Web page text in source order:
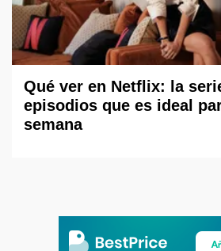
Qué ver en Netflix: la
episodios que es ideal
semana